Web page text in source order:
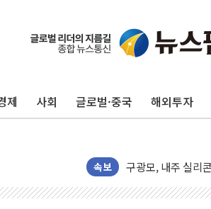
제 사회 글로벌·중국 해외투자
속보
유럽증시, 견조한
구광모, 내주 실리
뉴욕증시 개장 전